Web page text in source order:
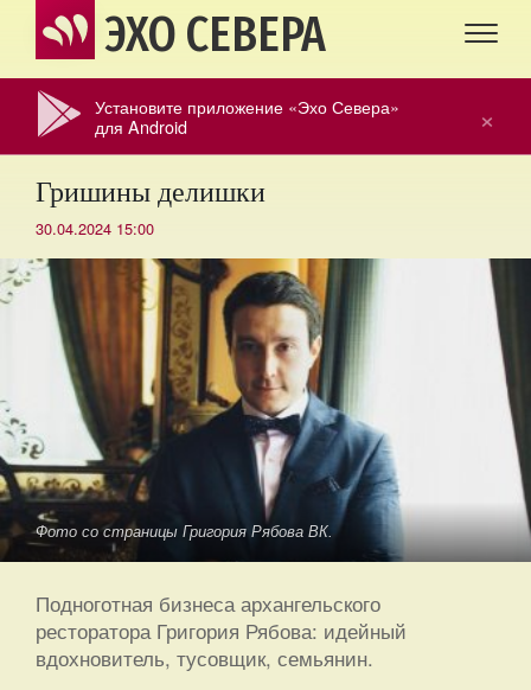
ЭХО СЕВЕРА
×
Установите приложение «Эхо Севера»
для Android
Гришины делишки
30.04.2024 15:00
Фото со страницы Григория Рябова ВК.
Подноготная бизнеса архангельского
ресторатора Григория Рябова: идейный
вдохновитель, тусовщик, семьянин.